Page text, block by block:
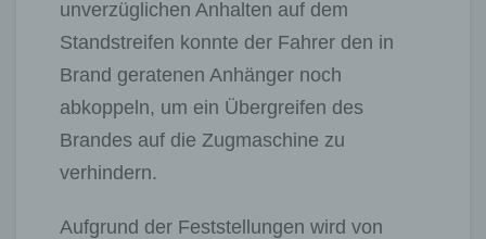
unverzüglichen Anhalten auf dem
Standstreifen konnte der Fahrer den in
Brand geratenen Anhänger noch
abkoppeln, um ein Übergreifen des
Brandes auf die Zugmaschine zu
verhindern.
Aufgrund der Feststellungen wird von